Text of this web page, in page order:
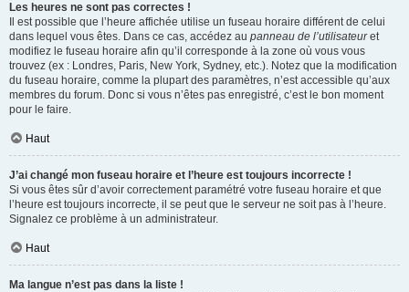
Les heures ne sont pas correctes !
Il est possible que l’heure affichée utilise un fuseau horaire différent de celui
dans lequel vous êtes. Dans ce cas, accédez au panneau de l’utilisateuret
modifiez le fuseau horaire afin qu’il corresponde à la zone où vous vous
trouvez (ex : Londres, Paris, New York, Sydney, etc.). Notez que la modification
du fuseau horaire, comme la plupart des paramètres, n’est accessible qu’aux
membres du forum. Donc si vous n’êtes pas enregistré, c’est le bon moment
pour le faire.
Haut
J’ai changé mon fuseau horaire et l’heure est toujours incorrecte !
Si vous êtes sûr d’avoir correctement paramétré votre fuseau horaire et que
l’heure est toujours incorrecte, il se peut que le serveur ne soit pas à l’heure.
Signalez ce problème à un administrateur.
Haut
Ma langue n’est pas dans la liste !